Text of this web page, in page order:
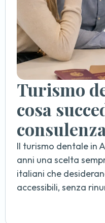
Turismo
cosa
Il turismo dentale in
anni una scelta
italiani che
accessibili, senza